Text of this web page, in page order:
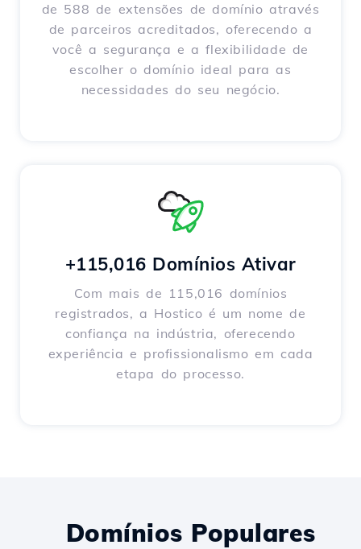
de 588 de extensões de domínio através
de parceiros acreditados, oferecendo a
você a segurança e a flexibilidade de
escolher o domínio ideal para as
necessidades do seu negócio.
+115,016 Domínios Ativar
Com mais de 115,016 domínios
registrados, a Hostico é um nome de
confiança na indústria, oferecendo
experiência e profissionalismo em cada
etapa do processo.
Domínios Populares